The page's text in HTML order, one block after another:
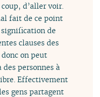
d’aller voir.
fait de ce point
de
clauses des
on peut
des personnes à
Effectivement
gens partagent